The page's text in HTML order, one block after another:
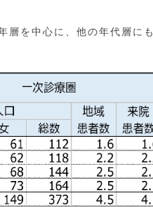
層を中心に、他の年代層にも